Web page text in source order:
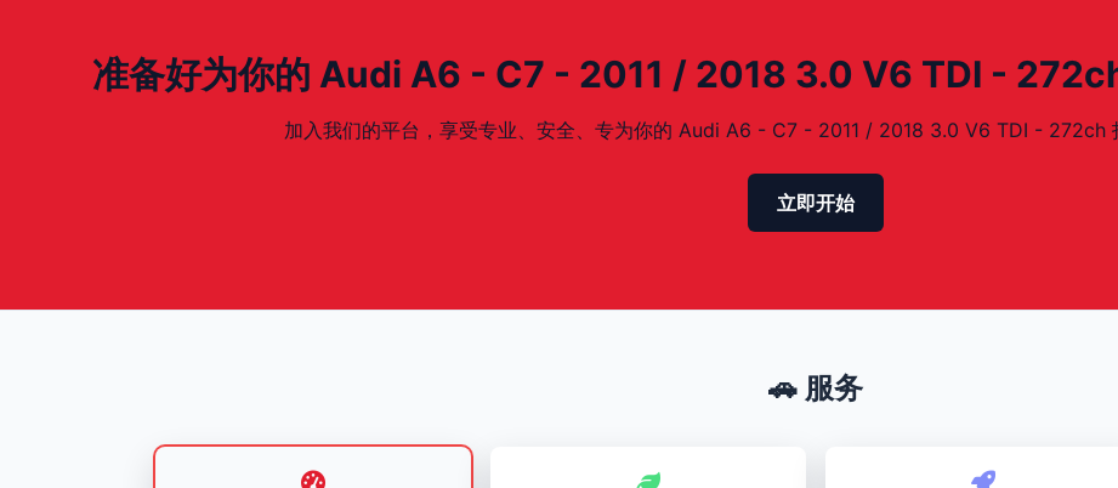
准备好为你的 Audi A6 - C7 - 2011 / 2018 3.0 V6 TDI -
加入我们的平台，享受专业、安全、专为你的 Audi A6 - C7 - 2011 / 2018 3.0 V6 TDI - 272ch
立即开始
🚗 服务